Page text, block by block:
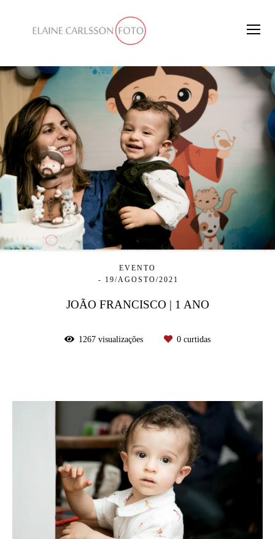
EVENTO
19/AGOSTO/2021
JOÃO FRANCISCO | 1 ANO
1267 visualizações 0 curtidas